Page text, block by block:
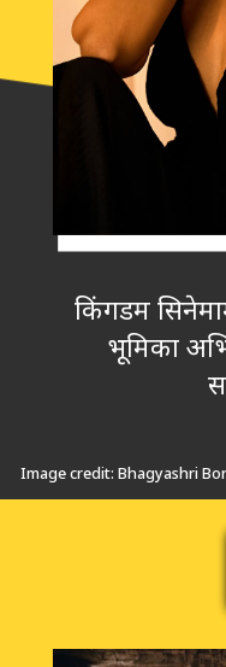
Image credit: Bhagyashri
किंगडम
भूमिका